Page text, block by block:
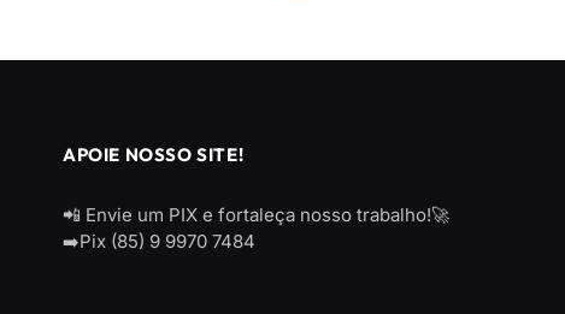
APOIE NOSSO SITE!
📲 Envie um PIX e fortaleça nosso trabalho!🚀
➡️Pix (85) 9 9970 7484